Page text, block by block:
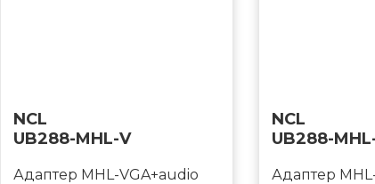
NCL
UB288-MHL-V
Адаптер MHL-VGA+audio
NCL
UB288-
Адаптер